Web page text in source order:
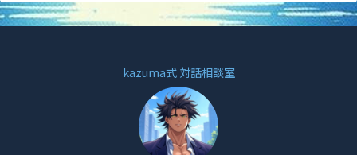
kazuma式 対話相談室